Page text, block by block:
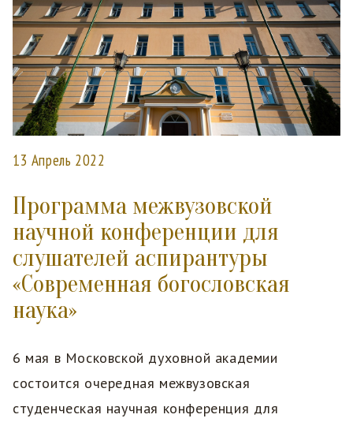
13 Апрель 2022
Программа межвузовской
научной конференции для
слушателей аспирантуры
«Современная богословская
наука»
6 мая в Московской духовной академии
состоится очередная межвузовская
студенческая научная конференция для